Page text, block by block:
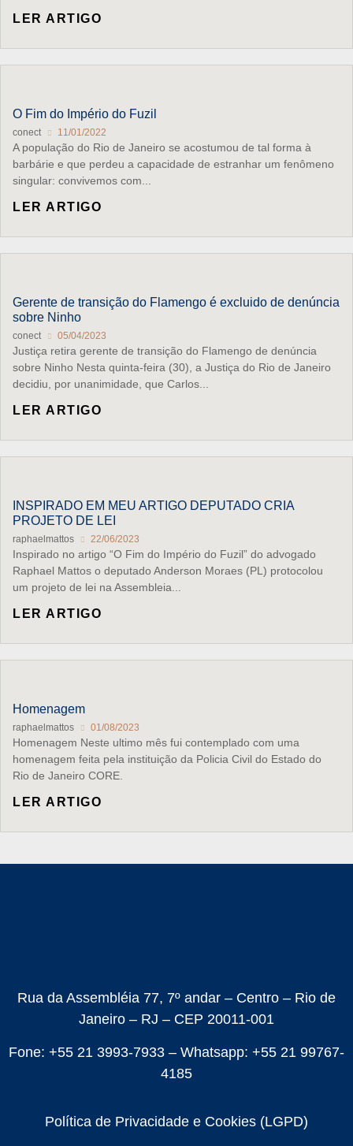
LER ARTIGO
O Fim do Império do Fuzil
conect 11/01/2022
A população do Rio de Janeiro se acostumou de tal forma à
barbárie e que perdeu a capacidade de estranhar um fenômeno
singular: convivemos com...
LER ARTIGO
Gerente de transição do Flamengo é excluido de denúncia
sobre Ninho
conect 05/04/2023
Justiça retira gerente de transição do Flamengo de denúncia
sobre Ninho Nesta quinta-feira (30), a Justiça do Rio de Janeiro
decidiu, por unanimidade, que Carlos...
LER ARTIGO
INSPIRADO EM MEU ARTIGO DEPUTADO CRIA
PROJETO DE LEI
raphaelmattos 22/06/2023
Inspirado no artigo “O Fim do Império do Fuzil” do advogado
Raphael Mattos o deputado Anderson Moraes (PL) protocolou
um projeto de lei na Assembleia...
LER ARTIGO
Homenagem
raphaelmattos 01/08/2023
Homenagem Neste ultimo mês fui contemplado com uma
homenagem feita pela instituição da Policia Civil do Estado do
Rio de Janeiro CORE.
LER ARTIGO
Rua da Assembléia 77, 7º andar – Centro – Rio de
Janeiro – RJ – CEP 20011-001
Fone: +55 21 3993-7933 – Whatsapp: +55 21 99767-
4185
Política de Privacidade e Cookies (LGPD)